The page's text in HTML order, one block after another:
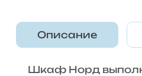
Описание
Шкаф Норд